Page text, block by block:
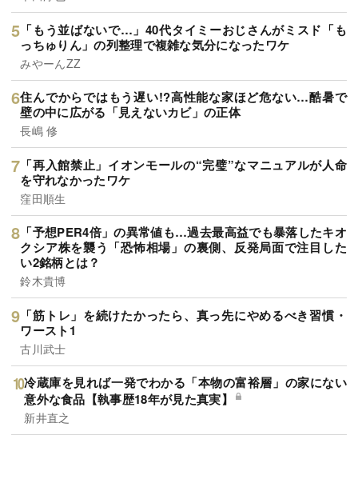
「もう並ばないで…」40代タイミーおじさんがミスド「も
っちゅりん」の列整理で複雑な気分になったワケ
みやーんZZ
住んでからではもう遅い!?高性能な家ほど危ない…酷暑で
壁の中に広がる「見えないカビ」の正体
長嶋 修
「再入館禁止」イオンモールの“完璧”なマニュアルが人命
を守れなかったワケ
窪田順生
「予想PER4倍」の異常値も…過去最高益でも暴落したキオ
クシア株を襲う「恐怖相場」の裏側、反発局面で注目した
い2銘柄とは？
鈴木貴博
「筋トレ」を続けたかったら、真っ先にやめるべき習慣・
ワースト1
古川武士
冷蔵庫を見れば一発でわかる「本物の富裕層」の家にない
意外な食品【執事歴18年が見た真実】
新井直之